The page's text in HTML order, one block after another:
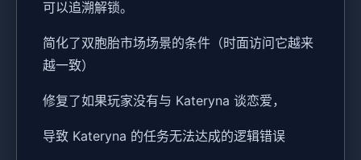
可以追溯解锁。
简化了双胞胎市场场景的条件（时面访问它越来
越一致）
修复了如果玩家没有与 Kateryna 谈恋爱，
导致 Kateryna 的任务无法达成的逻辑错误